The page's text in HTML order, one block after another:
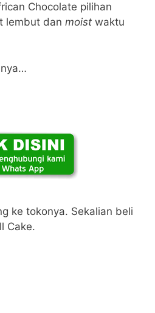
Chocolate pilihan
lembut dan moist waktu
ke tokonya. Sekalian beli
Cake.